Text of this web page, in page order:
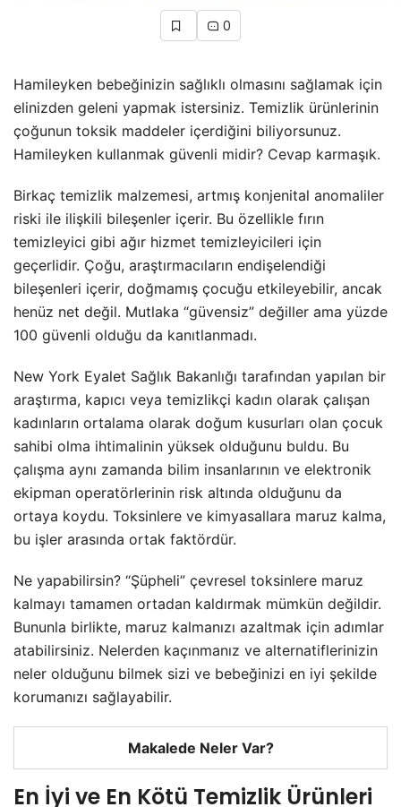
0
Hamileyken bebeğinizin sağlıklı olmasını sağlamak için
elinizden geleni yapmak istersiniz. Temizlik ürünlerinin
çoğunun toksik maddeler içerdiğini biliyorsunuz.
Hamileyken kullanmak güvenli midir? Cevap karmaşık.
Birkaç temizlik malzemesi, artmış konjenital anomaliler
riski ile ilişkili bileşenler içerir. Bu özellikle fırın
temizleyici gibi ağır hizmet temizleyicileri için
geçerlidir. Çoğu, araştırmacıların endişelendiği
bileşenleri içerir, doğmamış çocuğu etkileyebilir, ancak
henüz net değil. Mutlaka “güvensiz” değiller ama yüzde
100 güvenli olduğu da kanıtlanmadı.
New York Eyalet Sağlık Bakanlığı tarafından yapılan bir
araştırma, kapıcı veya temizlikçi kadın olarak çalışan
kadınların ortalama olarak doğum kusurları olan çocuk
sahibi olma ihtimalinin yüksek olduğunu buldu. Bu
çalışma aynı zamanda bilim insanlarının ve elektronik
ekipman operatörlerinin risk altında olduğunu da
ortaya koydu. Toksinlere ve kimyasallara maruz kalma,
bu işler arasında ortak faktördür.
Ne yapabilirsin? “Şüpheli” çevresel toksinlere maruz
kalmayı tamamen ortadan kaldırmak mümkün değildir.
Bununla birlikte, maruz kalmanızı azaltmak için adımlar
atabilirsiniz. Nelerden kaçınmanız ve alternatiflerinizin
neler olduğunu bilmek sizi ve bebeğinizi en iyi şekilde
korumanızı sağlayabilir.
Makalede Neler Var?
En İyi ve En Kötü Temizlik Ürünleri